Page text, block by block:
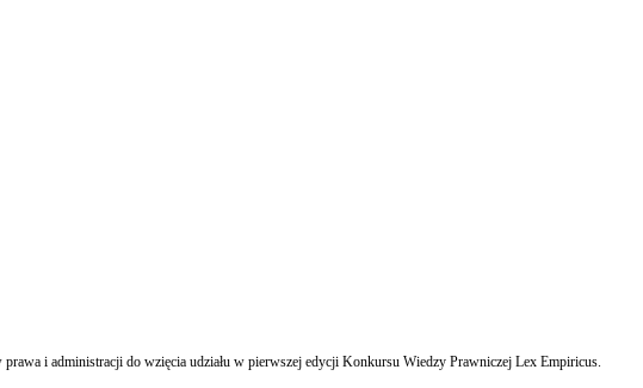
i administracji do wzięcia udziału w pierwszej edycji Konkursu Wiedzy Prawniczej Lex Empiricus.